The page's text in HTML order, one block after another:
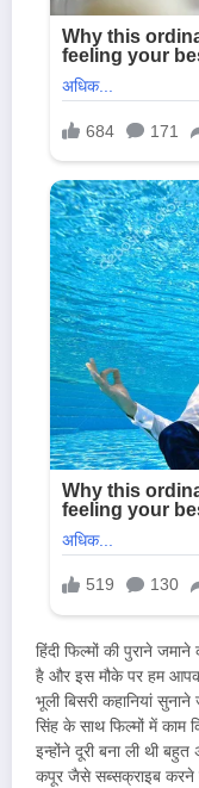
हिंदी फिल्मों की पुराने
है और इस मौके पर हम
भूली बिसरी कहानियां
सिंह के साथ फिल्मों में काम
इन्होंने दूरी बना ली थी
कपूर जैसे सब्सक्राइब करने